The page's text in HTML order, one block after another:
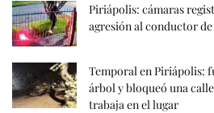
Piriápolis: cámaras
agresión al conductor
Temporal en Piriápolis:
árbol y bloqueó una
trabaja en el lugar